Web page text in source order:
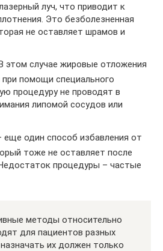
луч, что приводит к
Это безболезненная
не оставляет шрамов и
этом случае жировые отложения
помощи специального
процедуру не проводят в
липомой сосудов или
еще один способ избавления от
тоже не оставляет после
процедуры – частые
методы относительно
для пациентов разных
их должен только